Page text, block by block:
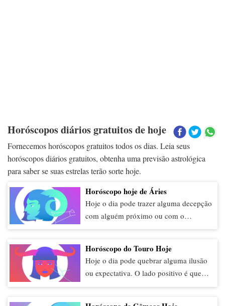
Horóscopos diários gratuitos de hoje
Fornecemos horóscopos gratuitos todos os dias. Leia seus
horóscopos diários gratuitos, obtenha uma previsão astrológica
para saber se suas estrelas terão sorte hoje.
Horóscopo hoje de Áries
Hoje o dia pode trazer alguma decepção
com alguém próximo ou com o
trabalho. Você pode ficar desanimado
haver prejuízos inesperados e algo pode
quebrar. Tente não desanimar e
mantenha seu foco e seu ânimo, o que
escolhas erradas.
Horóscopo do Touro Hoje
Hoje o dia pode quebrar alguma ilusão
ou expectativa. O lado positivo é que
você poderá manter os pés no chão e